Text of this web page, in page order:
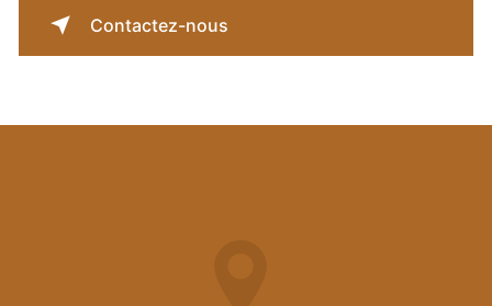
Contactez-nous